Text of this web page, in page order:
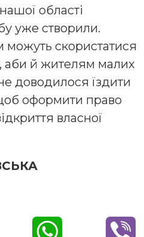
області
уже створили.
можуть скористатися
аби й жителям малих
доводилося їздити
оформити право
власної